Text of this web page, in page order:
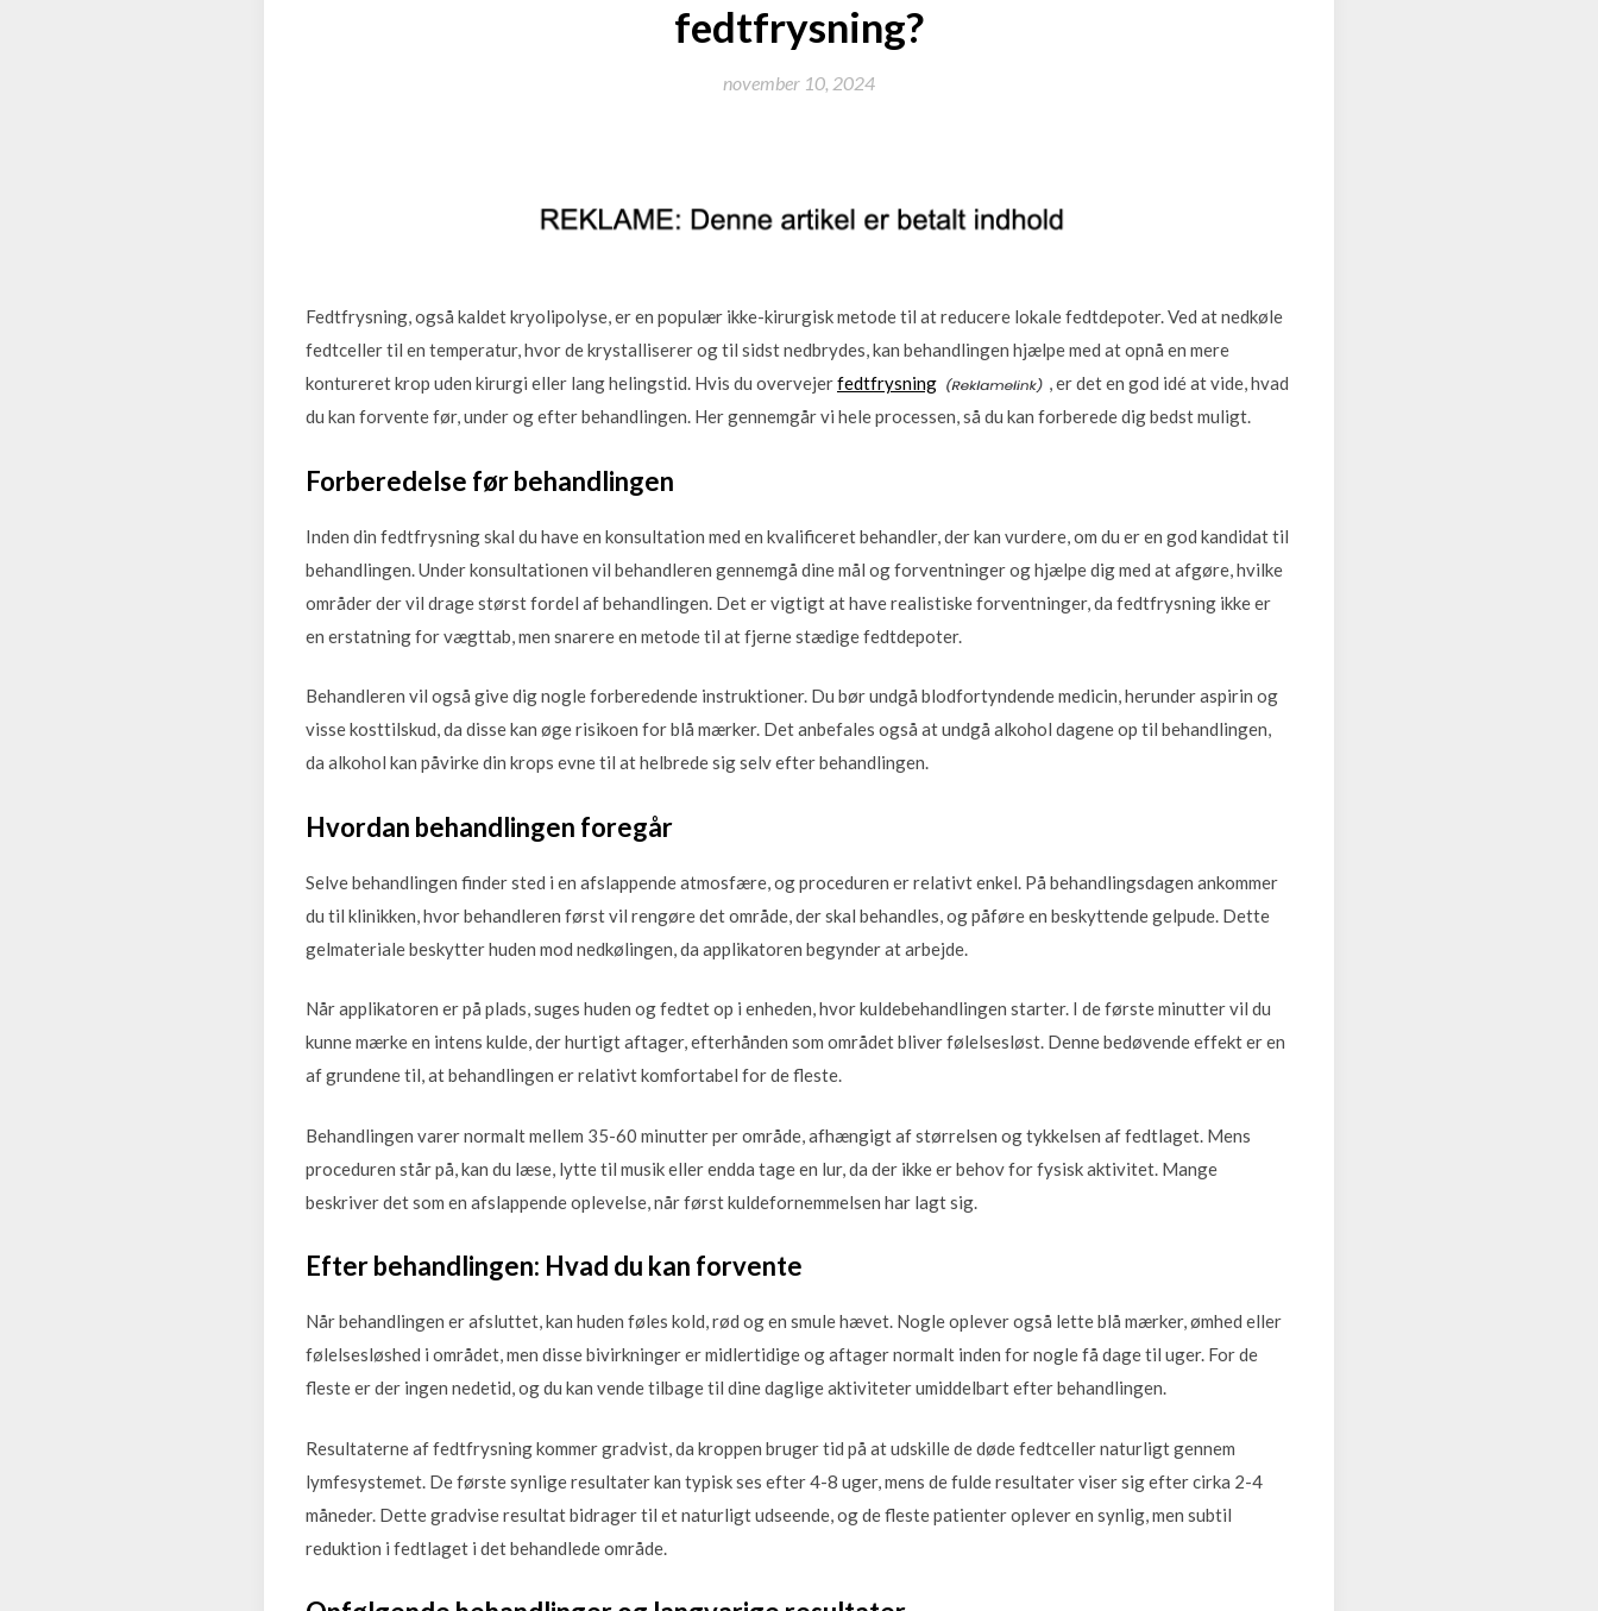
fedtfrysning?
november 10, 2024
Fedtfrysning, også kaldet kryolipolyse, er en populær ikke-kirurgisk metode til at reducere lokale fedtdepoter. Ved at nedkøle
fedtceller til en temperatur, hvor de krystalliserer og til sidst nedbrydes, kan behandlingen hjælpe med at opnå en mere
kontureret krop uden kirurgi eller lang helingstid. Hvis du overvejerfedtfrysning
, er det en god idé at vide, hvad
du kan forvente før, under og efter behandlingen. Her gennemgår vi hele processen, så du kan forberede dig bedst muligt.
Forberedelse før behandlingen
Inden din fedtfrysning skal du have en konsultation med en kvalificeret behandler, der kan vurdere, om du er en god kandidat til
behandlingen. Under konsultationen vil behandleren gennemgå dine mål og forventninger og hjælpe dig med at afgøre, hvilke
områder der vil drage størst fordel af behandlingen. Det er vigtigt at have realistiske forventninger, da fedtfrysning ikke er
en erstatning for vægttab, men snarere en metode til at fjerne stædige fedtdepoter.
Behandleren vil også give dig nogle forberedende instruktioner. Du bør undgå blodfortyndende medicin, herunder aspirin og
visse kosttilskud, da disse kan øge risikoen for blå mærker. Det anbefales også at undgå alkohol dagene op til behandlingen,
da alkohol kan påvirke din krops evne til at helbrede sig selv efter behandlingen.
Hvordan behandlingen foregår
Selve behandlingen finder sted i en afslappende atmosfære, og proceduren er relativt enkel. På behandlingsdagen ankommer
du til klinikken, hvor behandleren først vil rengøre det område, der skal behandles, og påføre en beskyttende gelpude. Dette
gelmateriale beskytter huden mod nedkølingen, da applikatoren begynder at arbejde.
Når applikatoren er på plads, suges huden og fedtet op i enheden, hvor kuldebehandlingen starter. I de første minutter vil du
kunne mærke en intens kulde, der hurtigt aftager, efterhånden som området bliver følelsesløst. Denne bedøvende effekt er en
af grundene til, at behandlingen er relativt komfortabel for de fleste.
Behandlingen varer normalt mellem 35-60 minutter per område, afhængigt af størrelsen og tykkelsen af fedtlaget. Mens
proceduren står på, kan du læse, lytte til musik eller endda tage en lur, da der ikke er behov for fysisk aktivitet. Mange
beskriver det som en afslappende oplevelse, når først kuldefornemmelsen har lagt sig.
Efter behandlingen: Hvad du kan forvente
Når behandlingen er afsluttet, kan huden føles kold, rød og en smule hævet. Nogle oplever også lette blå mærker, ømhed eller
følelsesløshed i området, men disse bivirkninger er midlertidige og aftager normalt inden for nogle få dage til uger. For de
fleste er der ingen nedetid, og du kan vende tilbage til dine daglige aktiviteter umiddelbart efter behandlingen.
Resultaterne af fedtfrysning kommer gradvist, da kroppen bruger tid på at udskille de døde fedtceller naturligt gennem
lymfesystemet. De første synlige resultater kan typisk ses efter 4-8 uger, mens de fulde resultater viser sig efter cirka 2-4
måneder. Dette gradvise resultat bidrager til et naturligt udseende, og de fleste patienter oplever en synlig, men subtil
reduktion i fedtlaget i det behandlede område.